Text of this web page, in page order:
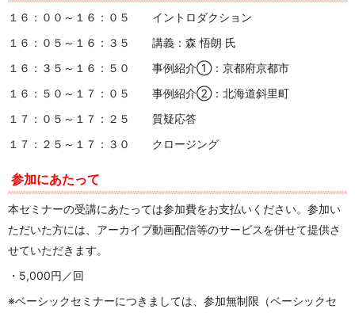
１６：００～１６：０５ イントロダクション
１６：０５～１６：３５ 講義：森 悟朗 氏
１６：３５～１６：５０ 事例紹介①：京都府京都市
１６：５０～１７：０５ 事例紹介②：北海道斜里町
１７：０５～１７：２５ 質疑応答
１７：２５～１７：３０ クロージング
参加にあたって
本セミナーの受講にあたっては参加費をお支払いください。参加い
ただいた方には、アーカイブ動画配信等のサービスを併せて提供さ
せていただきます。
・5,000円／回
※ベーシックセミナーにつきましては、参加無制限（ベーシックセ